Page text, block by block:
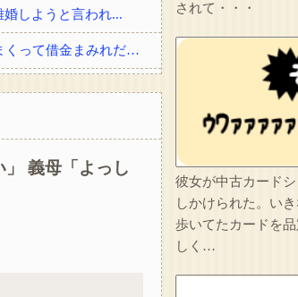
しようと言われ...
結婚祝いに私両親からお祝いとして300万貰ったら、サイマーコトメが贅沢品買いまくって借金まみれだから貸してと言ってきた。
気のせいよ」
時代だ気持ち悪い。
義母「よっし
されて・・・
彼女が中古カード
しかけられた。い
歩いてたカードを
しく…